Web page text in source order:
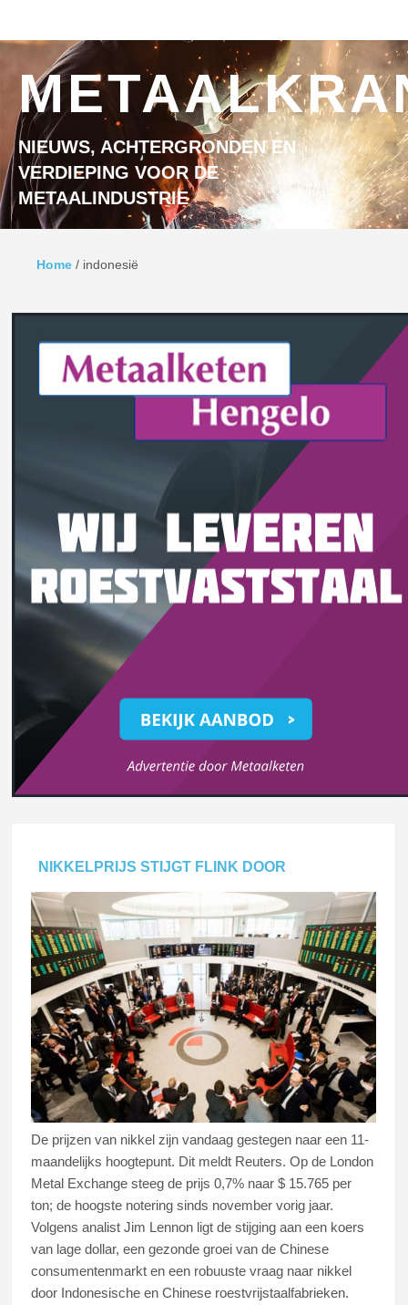
NIEUWS, ACHTERGRONDEN EN
VERDIEPING VOOR DE
METAALINDUSTRIE
Home / indonesië
NIKKELPRIJS STIJGT FLINK DOOR
De prijzen van nikkel zijn vandaag gestegen naar een 11-
maandelijks hoogtepunt. Dit meldt Reuters. Op de London
Metal Exchange steeg de prijs 0,7% naar $ 15.765 per
ton; de hoogste notering sinds november vorig jaar.
Volgens analist Jim Lennon ligt de stijging aan een koers
van lage dollar, een gezonde groei van de Chinese
consumentenmarkt en een robuuste vraag naar nikkel
door Indonesische en Chinese roestvrijstaalfabrieken.